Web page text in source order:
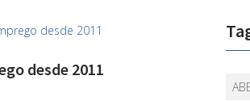
desde 2011